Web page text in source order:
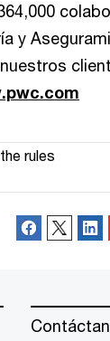
y
rules